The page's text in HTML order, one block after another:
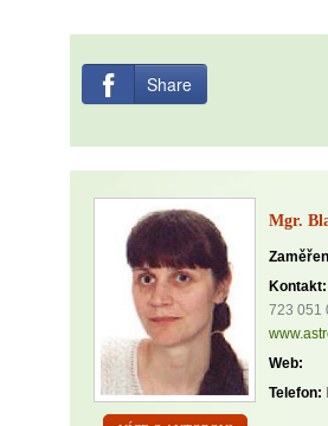
Share
Mgr.
Kontakt:
723 051
Web:
Telefon: